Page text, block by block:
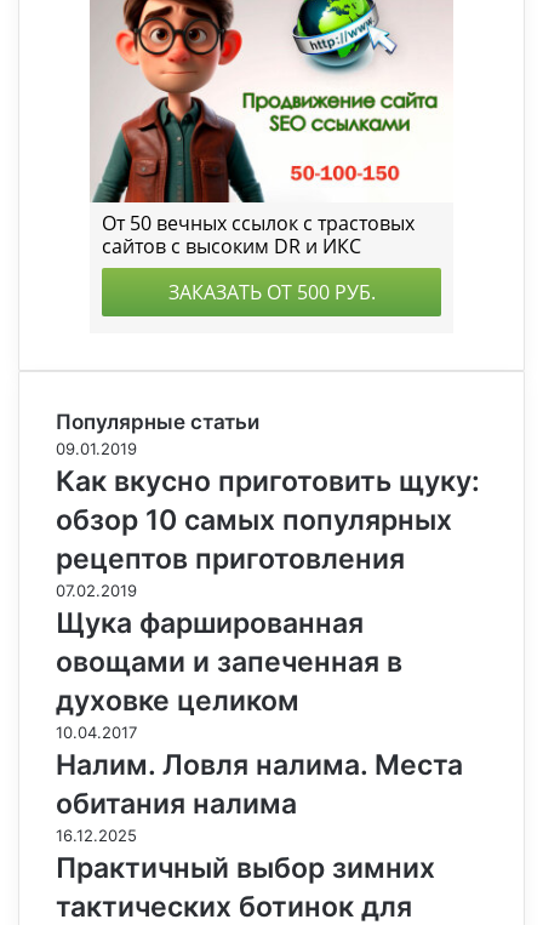
Популярные статьи
09.01.2019
Как вкусно приготовить щуку:
обзор 10 самых популярных
рецептов приготовления
07.02.2019
Щука фаршированная
овощами и запеченная в
духовке целиком
10.04.2017
Налим. Ловля налима. Места
обитания налима
16.12.2025
Практичный выбор зимних
тактических ботинок для